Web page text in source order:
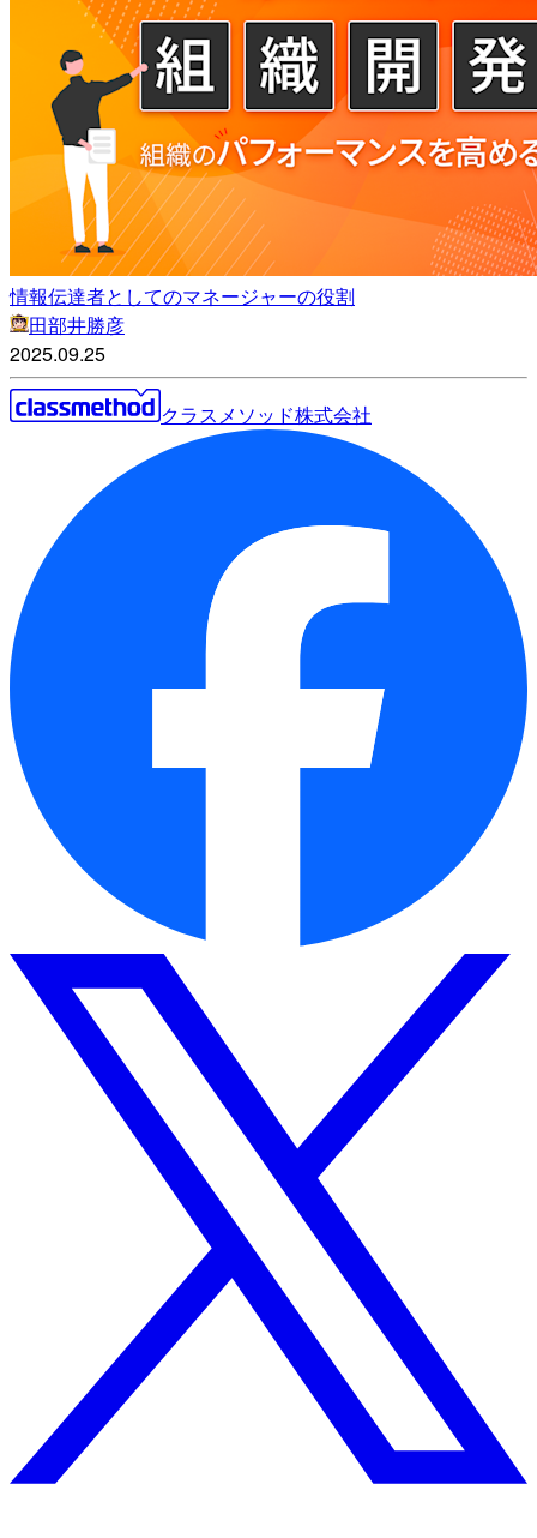
情報伝達者としてのマネージャーの役割
田部井勝彦
2025.09.25
クラスメソッド株式会社